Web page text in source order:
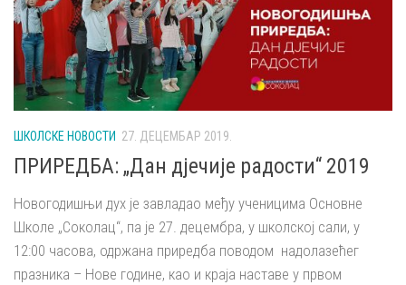
ШКОЛСКЕ НОВОСТИ 27. ДЕЦЕМБАР 2019.
ПРИРЕДБА: „Дан дјечије радости“ 2019
Новогодишњи дух је завладао међу ученицима Основне
Школе „Соколац“, па је 27. децембра, у школској сали, у
12:00 часова, одржана приредба поводом надолазећег
празника – Нове године, као и краја наставе у првом